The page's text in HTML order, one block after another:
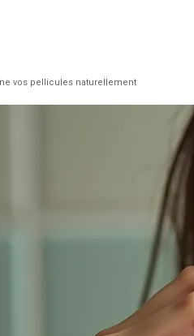
vos pellicules naturellement